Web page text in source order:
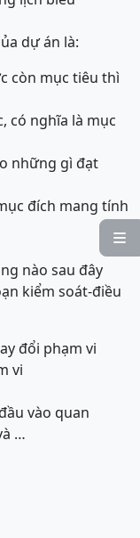

dự án là:
còn mục tiêu thì
có nghĩa là mục
những gì đạt
đích mang tính
nào sau đây
kiểm soát-điều
đổi phạm vi
vi
vào quan
…